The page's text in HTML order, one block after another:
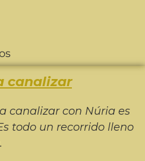
canalizar
canalizar con Núria es
todo un recorrido lleno